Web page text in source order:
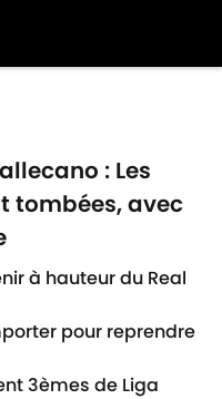
: Les
tombées, avec
à hauteur du Real
pour reprendre
3èmes de Liga